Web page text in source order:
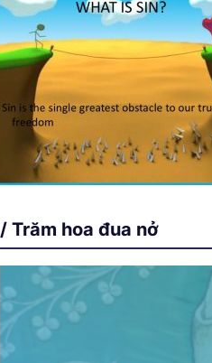
/ Trăm hoa đua nở